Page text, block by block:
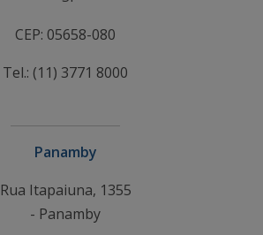
CEP: 05658-080
Tel.: (11) 3771 8000
Panamby
Rua Itapaiuna, 1355
- Panamby